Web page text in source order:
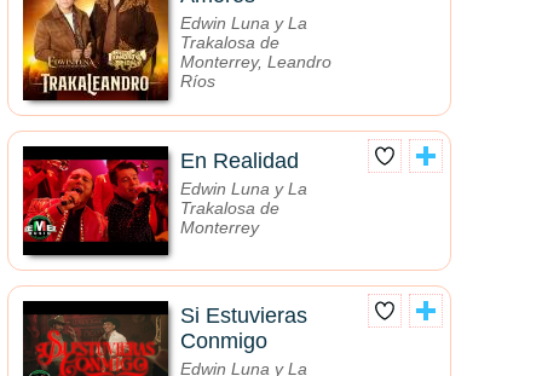
Edwin Luna y La
Trakalosa de
Monterrey, Leandro
Ríos
En Realidad
Edwin Luna y La
Trakalosa de
Monterrey
Si Estuvieras
Conmigo
Edwin Luna y La